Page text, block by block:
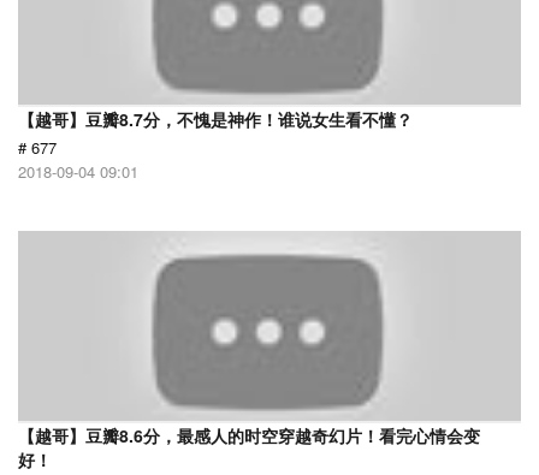
【越哥】豆瓣8.7分，不愧是神作！谁说女生看不懂？
# 677
2018-09-04 09:01
【越哥】豆瓣8.6分，最感人的时空穿越奇幻片！看完心情会变
好！